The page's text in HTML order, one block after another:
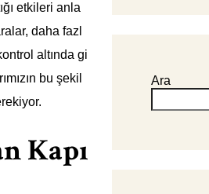
etkileri anla
daha fazl
altında gi
bu şekil
Kapı
Ara